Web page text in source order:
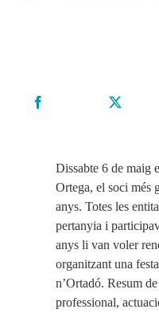
Dissabte 6 de maig
Ortega, el soci més
anys. Totes les
pertanyia i
anys li van voler
organitzant una
n’Ortadó. Resum
professional,